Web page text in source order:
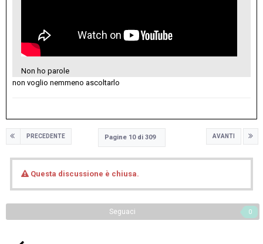
Non ho parole
non voglio nemmeno ascoltarlo
PRECEDENTE AVANTI
Pagine 10 di 309
Questa discussione è chiusa.
Seguaci 0